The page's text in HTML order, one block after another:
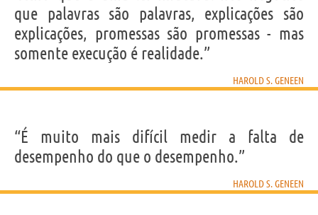
que palavras são palavras, explicações são
explicações, promessas são promessas - mas
somente execução é realidade.”
HAROLD S. GENEEN
“É muito mais difícil medir a falta de
desempenho do que o desempenho.”
HAROLD S. GENEEN